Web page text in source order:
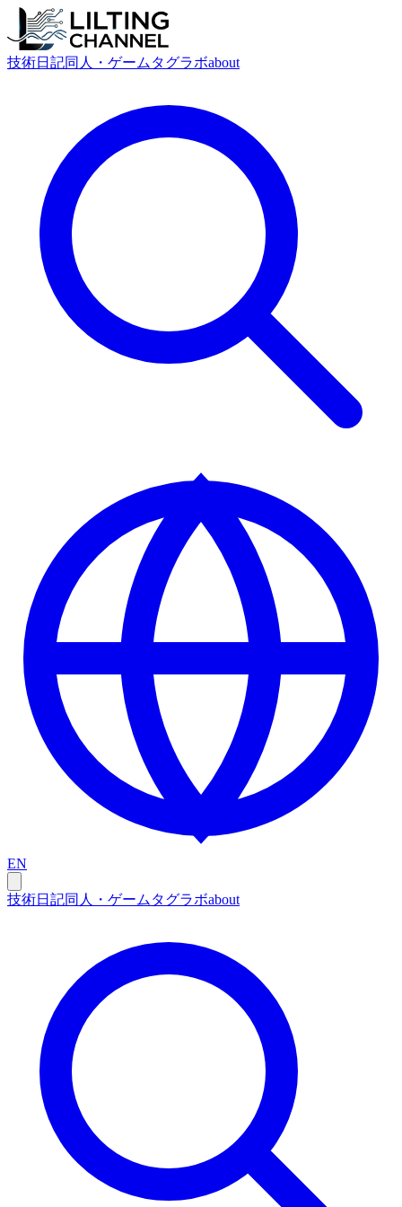
技術日記同人・ゲーム タグラボabout
EN
技術日記同人・ゲーム タグラボabout